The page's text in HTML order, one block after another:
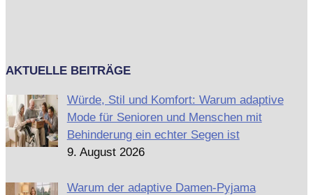
AKTUELLE BEITRÄGE
Würde, Stil und Komfort: Warum adaptive
Mode für Senioren und Menschen mit
Behinderung ein echter Segen ist
9. August 2026
Warum der adaptive Damen-Pyjama